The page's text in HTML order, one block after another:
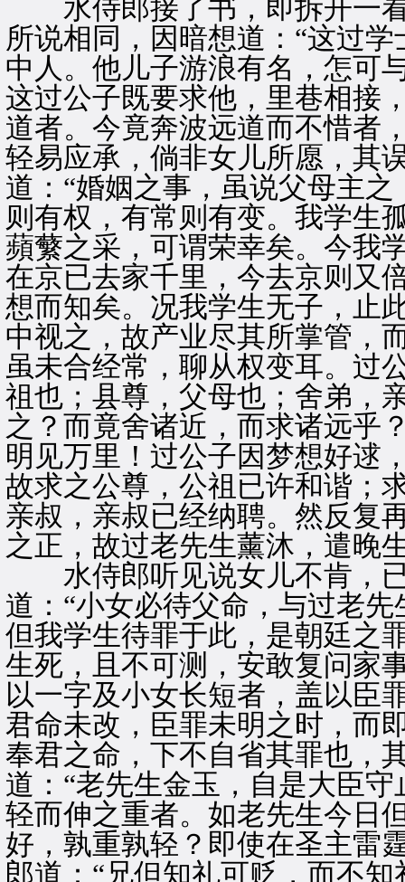
水侍郎接了书，即拆开一看
所说相同，因暗想道：“这过
中人。他儿子游浪有名，怎可
这过公子既要求他，里巷相接
道者。今竟奔波远道而不惜者
轻易应承，倘非女儿所愿，其
道：“婚姻之事，虽说父母主
则有权，有常则有变。我学生
蘋蘩之采，可谓荣幸矣。今我
在京已去家千里，今去京则又
想而知矣。况我学生无子，止
中视之，故产业尽其所掌管，
虽未合经常，聊从权变耳。过
祖也；县尊，父母也；舍弟，
之？而竟舍诸近，而求诸远乎
明见万里！过公子因梦想好逑
故求之公尊，公祖已许和谐；
亲叔，亲叔已经纳聘。然反复
之正，故过老先生薰沐，遣晚
水侍郎听见说女儿不肯，已
道：“小女必待父命，与过老
但我学生待罪于此，是朝廷之
生死，且不可测，安敢复问家
以一字及小女长短者，盖以臣
君命未改，臣罪未明之时，而
奉君之命，下不自省其罪也，
道：“老先生金玉，自是大臣
轻而伸之重者。如老先生今日
好，孰重孰轻？即使在圣主雷
郎道：“兄但知礼可贬，而不